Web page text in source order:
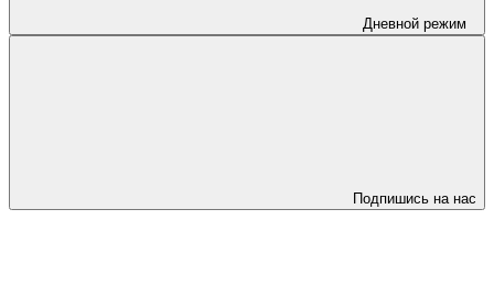
Дневной режим
Подпишись на нас